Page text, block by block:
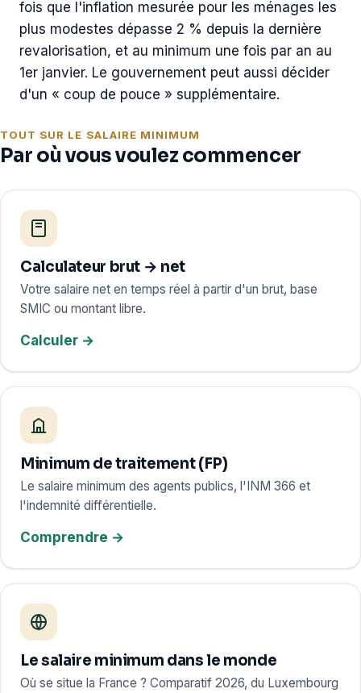
fois que l'inflation mesurée pour les ménages les
plus modestes dépasse 2 % depuis la dernière
revalorisation, et au minimum une fois par an au
1er janvier. Le gouvernement peut aussi décider
d'un « coup de pouce » supplémentaire.
TOUT SUR LE SALAIRE MINIMUM
Par où vous voulez commencer
Calculateur brut → net
Votre salaire net en temps réel à partir d'un brut, base
SMIC ou montant libre.
Calculer →
Minimum de traitement (FP)
Le salaire minimum des agents publics, l'INM 366 et
l'indemnité différentielle.
Comprendre →
Le salaire minimum dans le monde
Où se situe la France ? Comparatif 2026, du Luxembourg